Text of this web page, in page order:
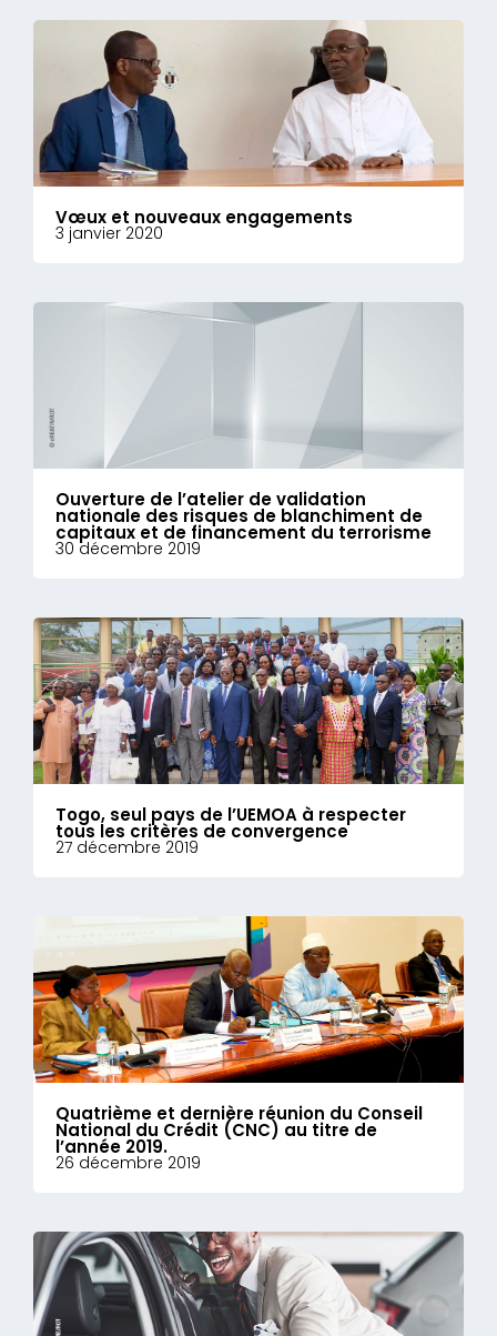
Vœux et nouveaux engagements
3 janvier 2020
Ouverture de l’atelier de validation
nationale des risques de blanchiment de
capitaux et de financement du terrorisme
30 décembre 2019
Togo, seul pays de l’UEMOA à respecter
tous les critères de convergence
27 décembre 2019
Quatrième et dernière réunion du Conseil
National du Crédit (CNC) au titre de
l’année 2019.
26 décembre 2019